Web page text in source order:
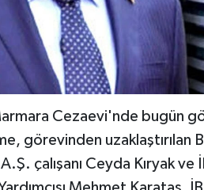
Cezaevi'nde bugün
görevinden uzaklaştırılan
çalışanı Ceyda Kıryak